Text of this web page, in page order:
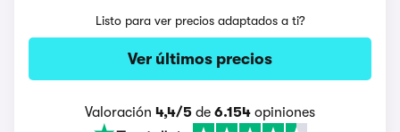
Listo para ver precios adaptados a ti?
Ver últimos precios
Valoración 4,4/5 de 6.154 opiniones